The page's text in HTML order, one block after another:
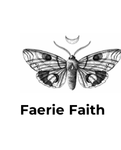
Faerie Faith